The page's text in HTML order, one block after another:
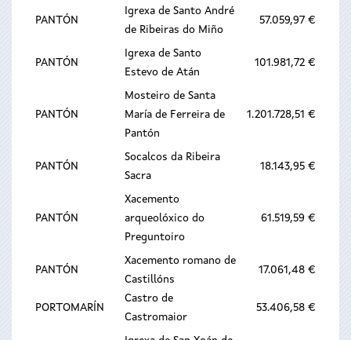
PANTÓN
Igrexa de Santo André
de Ribeiras do Miño
57.059,97 €
PANTÓN
Igrexa de Santo
Estevo de Atán
101.981,72 €
PANTÓN
Mosteiro de Santa
María de Ferreira de
Pantón
1.201.728,51 €
PANTÓN
Socalcos da Ribeira
Sacra
18.143,95 €
PANTÓN
Xacemento
arqueolóxico do
Preguntoiro
61.519,59 €
PANTÓN
Xacemento romano de
Castillóns
17.061,48 €
PORTOMARÍN
Castro de
Castromaior
53.406,58 €